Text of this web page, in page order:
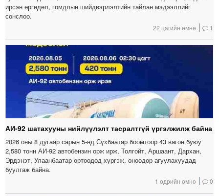
ирсэн өргөдөл, гомдлын шийдвэрлэлтийн тайлан мэдээллийг
сонслоо.
22 цагийн өмнө 1
АИ-92 шатахууны нийлүүлэлт тасралтгүй үргэлжилж байна
2026 оны 8 дугаар сарын 5-нд Сүхбаатар боомтоор 43 вагон буюу
2,580 тонн АИ-92 автобензин орж ирж, Толгойт, Аршаант, Дархан,
Эрдэнэт, Улаанбаатар өртөөдөд хүргэж, өнөөдөр агуулахуудад
буулгаж байна.
1 өдрийн өмнө 0